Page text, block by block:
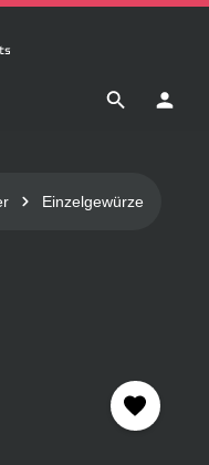
Einzelgewürze
5 Sternen